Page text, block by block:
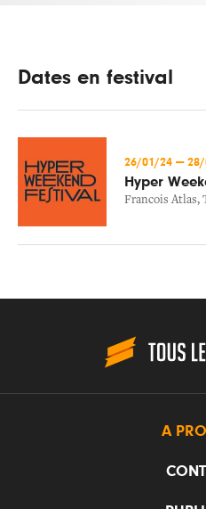
Dates en festival
26/01/24 —
Hyper
Francois Atlas,
A